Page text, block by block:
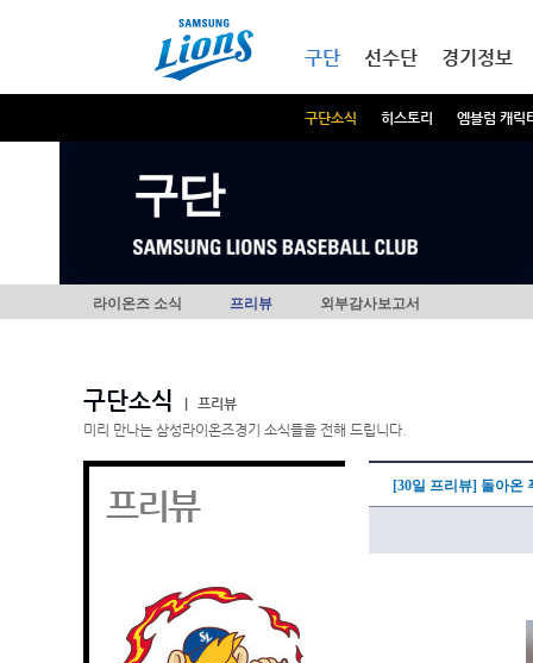
구단
구단소식 히스토리 엠블럼 캐릭
선수단 경기정보
구단
라이온즈 소식 프리뷰 외부감사보고서
구단소식
프리뷰
미리 만나는 삼성라이온즈경기 소식들을 전해 드립니다.
프리뷰 [30일 프리뷰] 돌아온